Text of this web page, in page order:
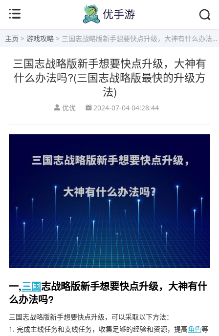
主页 > 游戏攻略 > 三国志战略版新手想要快点升级，大神有什么办法吗?(三国志战略版最快的升级方法)
三国志战略版新手想要快点升级，大神有
什么办法吗?(三国志战略版最快的升级方
法)
优优 2024-07-04 04:28:44
一,三国志战略版新手想要快点升级，大神有什
么办法吗?
三国志战略版新手想要快点升级，可以采取以下方法：
1. 完成主线任务和支线任务，收集足够的经验和资源，提高角色等